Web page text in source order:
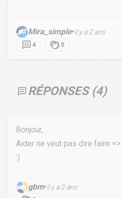
Mira_simple•il y a 2 ans
4 0
RÉPONSES (4)
Bonjour,
Aider ne veut pas dire faire
:)
gbm•il y a 2 ans